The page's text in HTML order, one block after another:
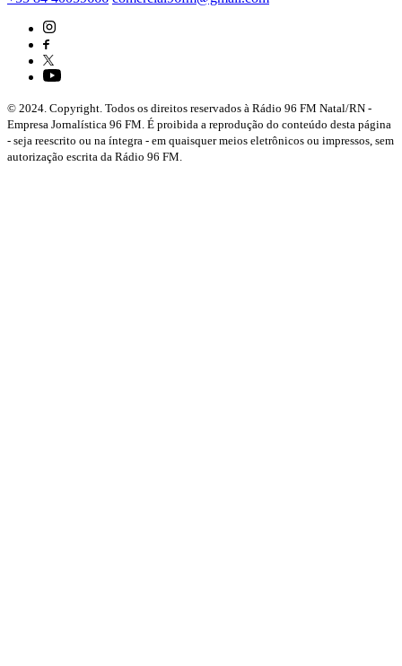
© 2024. Copyright. Todos os direitos reservados à Rádio 96 FM Natal/RN -
Empresa Jornalística 96 FM. É proibida a reprodução do conteúdo desta página
- seja reescrito ou na íntegra - em quaisquer meios eletrônicos ou impressos, sem
autorização escrita da Rádio 96 FM.